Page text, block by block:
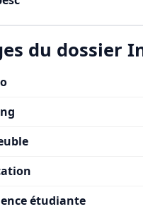
du dossier
étudiante